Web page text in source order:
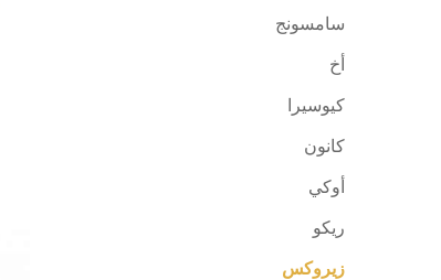
سامسونج
أخ
كيوسيرا
كانون
أوكي
ريكو
زيروكس